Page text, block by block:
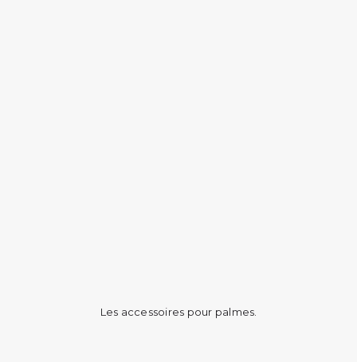
Les accessoires pour palmes.